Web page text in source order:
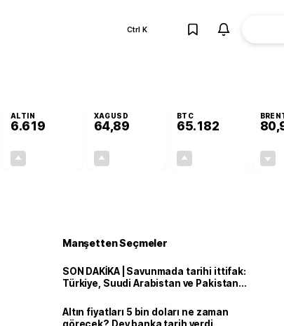
Ctrl K
ALTIN
6.619
XAGUSD
64,89
BTC
65.182
Manşetten Seçmeler
SON DAKİKA | Savunmada tarihi ittifak:
Türkiye, Suudi Arabistan ve Pakistan
Altın fiyatları 5 bin doları ne zaman